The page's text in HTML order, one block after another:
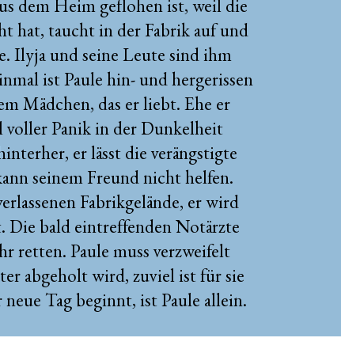
dem Heim geflohen ist, weil die
hat, taucht in der Fabrik auf und
Ilyja und seine Leute sind ihm
ist Paule hin- und hergerissen
Mädchen, das er liebt. Ehe er
voller Panik in der Dunkelheit
er lässt die verängstigte
seinem Freund nicht helfen.
Fabrikgelände, er wird
Die bald eintreffenden Notärzte
retten. Paule muss verzweifelt
abgeholt wird, zuviel ist für sie
Tag beginnt, ist Paule allein.